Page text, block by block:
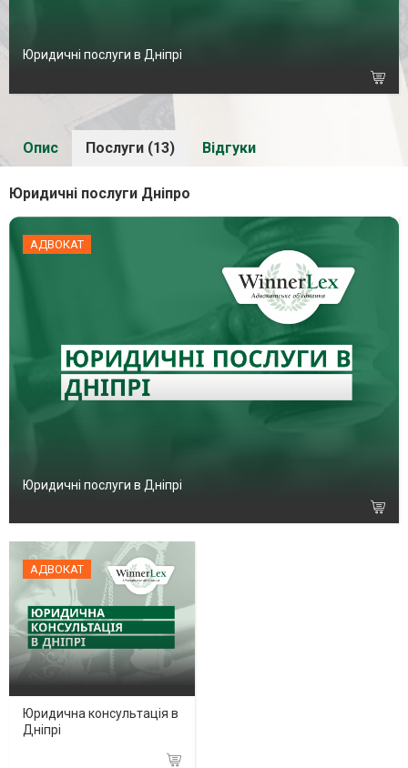
Юридичні послуги в Дніпрі
Опис Послуги (13) Відгуки
Юридичні послуги Дніпро
АДВОКАТ
Юридичні послуги в Дніпрі
АДВОКАТ
Юридична консультація в
Дніпрі